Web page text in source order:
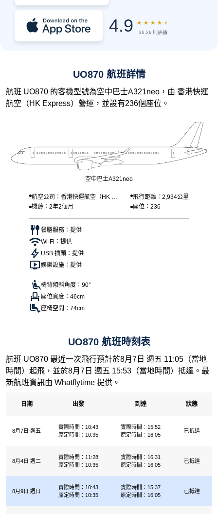
4.9 ★ ★ ★ ★ ★
36.2k 則評論
UO870 航班詳情
航班 UO870 的客機型號為空中巴士A321neo，由 香港快運
航空（HK Express）營運，並設有236個座位。
空中巴士A321neo
航空公司：香港快運航空（HK Ex
press）
飛行距離：2,934公里
機齡：2年2個月
座位：236
餐膳服務：提供
Wi-Fi：提供
USB 插頭：提供
娛樂設施：提供
椅背傾斜角度：90°
座位寬度：46cm
座椅空間：74cm
UO870 航班時刻表
航班 UO870 最近一次飛行預計於8月7日 週五 11:05（當地
時間）起飛，並於8月7日 週五 15:53（當地時間）抵達。最
新航班資訊由 Whatflytime 提供。
日期 出發 到達 狀態
8月7日 週五
實際時間：10:43
原定時間：10:35
實際時間：15:52
原定時間：16:05
已抵達
8月4日 週二
實際時間：11:28
原定時間：10:35
實際時間：16:31
原定時間：16:05
已抵達
8月9日 週日
實際時間：10:43
原定時間：10:35
實際時間：15:37
原定時間：16:05
已抵達